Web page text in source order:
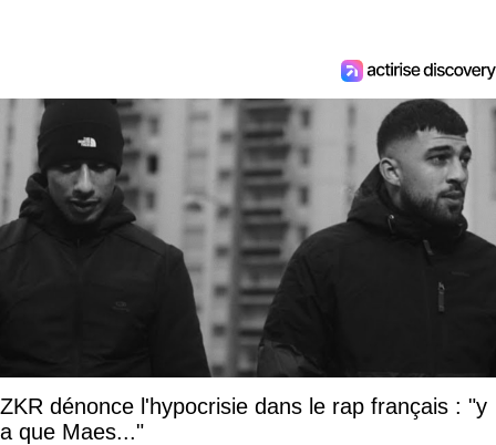
ZKR dénonce l'hypocrisie dans le rap français : "y
a que Maes..."